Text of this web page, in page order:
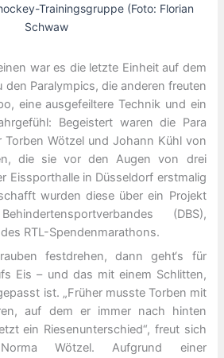
Trainingsgruppe (Foto: Florian
Schwaw
war es die letzte Einheit auf dem
den Paralympics, die anderen freuten
eine ausgefeiltere Technik und ein
Begeistert waren die Para
Torben Wötzel und Johann Kühl von
die sie vor den Augen von drei
Eissporthalle in Düsseldorf erstmalig
wurden diese über ein Projekt
(DBS),
RTL-Spendenmarathons.
festdrehen, dann geht‘s für
Eis – und das mit einem Schlitten,
ist. „Früher musste Torben mit
auf dem er immer nach hinten
ein Riesenunterschied“, freut sich
Wötzel. Aufgrund einer